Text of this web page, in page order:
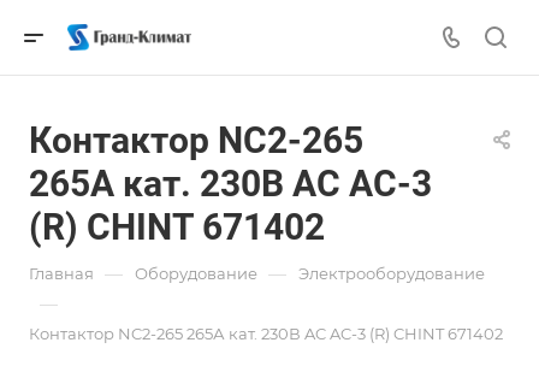
Контактор NC2-265
265А кат. 230В AC AC-3
(R) CHINT 671402
Главная — Оборудование — Электрооборудование
—
Контактор NC2-265 265А кат. 230В AC AC-3 (R) CHINT 671402